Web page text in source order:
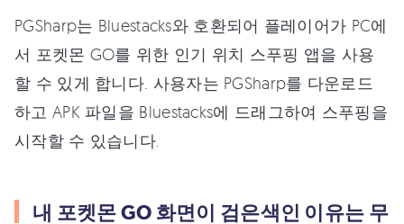
PGSharp는 Bluestacks와 호환되어 플레이어가 PC에
서 포켓몬 GO를 위한 인기 위치 스푸핑 앱을 사용
할 수 있게 합니다. 사용자는 PGSharp를 다운로드
하고 APK 파일을 Bluestacks에 드래그하여 스푸핑을
시작할 수 있습니다.
내 포켓몬 GO 화면이 검은색인 이유는 무